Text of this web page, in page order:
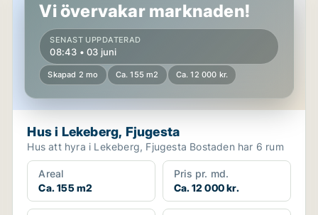
Vi övervakar marknaden!
SENAST UPPDATERAD
08:43 • 03 juni
Skapad 2 mo Ca. 155 m2 Ca. 12 000 kr.
Hus i Lekeberg, Fjugesta
Hus att hyra i Lekeberg, Fjugesta Bostaden har 6 rum
Areal
Ca. 155 m2
Pris pr. md.
Ca. 12 000 kr.